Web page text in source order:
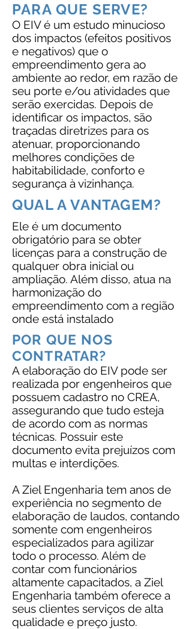
PARA QUE SERVE?
O EIV é um estudo minucioso
dos impactos (efeitos positivos
e negativos) que o
empreendimento gera ao
ambiente ao redor, em razão de
seu porte e/ou atividades que
serão exercidas. Depois de
identificar os impactos, são
traçadas diretrizes para os
atenuar, proporcionando
melhores condições de
habitabilidade, conforto e
segurança à vizinhança.
QUAL A VANTAGEM?
Ele é um documento
obrigatório para se obter
licenças para a construção de
qualquer obra inicial ou
ampliação. Além disso, atua na
harmonização do
empreendimento com a região
onde está instalado
POR QUE NOS
CONTRATAR?
A elaboração do EIV pode ser
realizada por engenheiros que
possuem cadastro no CREA,
assegurando que tudo esteja
de acordo com as normas
técnicas. Possuir este
documento evita prejuízos com
multas e interdições.
A Ziel Engenharia tem anos de
experiência no segmento de
elaboração de laudos, contando
somente com engenheiros
especializados para agilizar
todo o processo. Além de
contar com funcionários
altamente capacitados, a Ziel
Engenharia também oferece a
seus clientes serviços de alta
qualidade e preço justo.